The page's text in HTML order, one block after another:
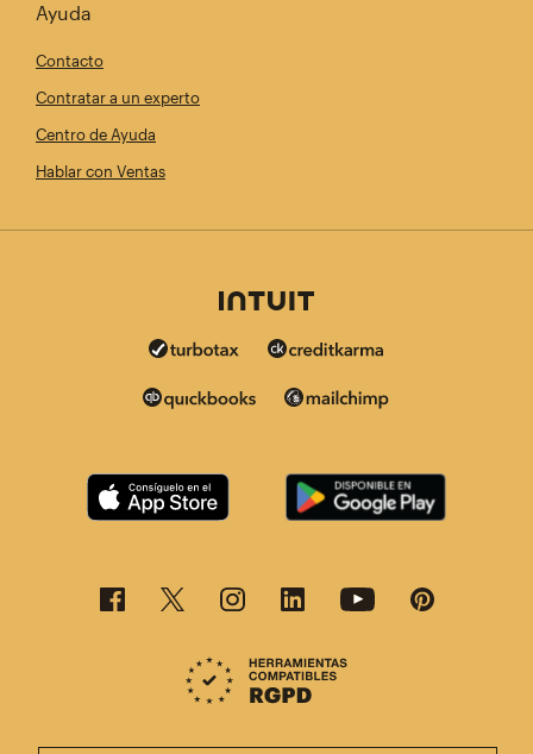
Ayuda
Contacto
Contratar a un experto
Centro de Ayuda
Hablar con Ventas